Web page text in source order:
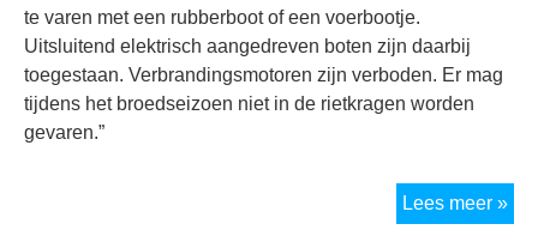
te varen met een rubberboot of een voerbootje.
Uitsluitend elektrisch aangedreven boten zijn daarbij
toegestaan. Verbrandingsmotoren zijn verboden. Er mag
tijdens het broedseizoen niet in de rietkragen worden
gevaren.”
Lees meer »